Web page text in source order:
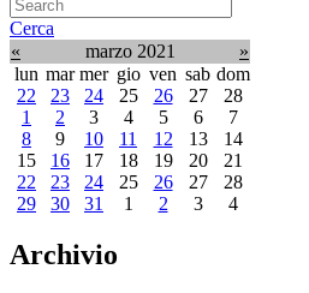
Cerca
«
marzo 2021
»
lun mar mer gio ven sab dom
22
23 24 25 26 27
28
1
2 3 4 5 6
7
8
9 10 11 12 13
14
15
16 17 18 19 20
21
22
23 24 25 26 27
28
29
30 31 1 2 3 4
Archivio